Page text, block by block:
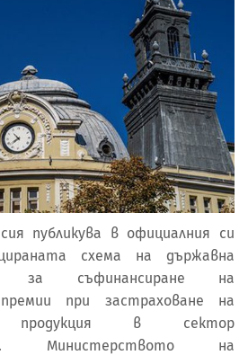
публикува в официалния си
схема на държавна
за съфинансиране на
при застраховане на
продукция в сектор
Министерството на